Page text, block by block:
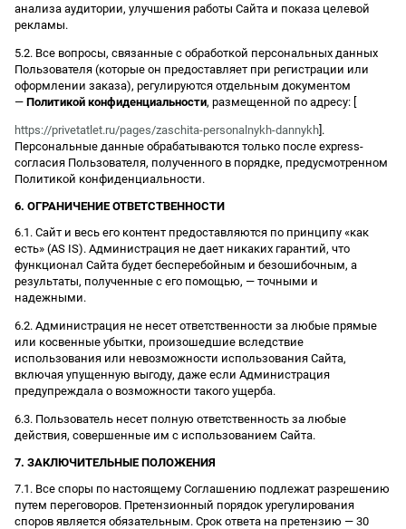
анализа аудитории, улучшения работы Сайта и показа целевой
рекламы.
5.2. Все вопросы, связанные с обработкой персональных данных
Пользователя (которые он предоставляет при регистрации или
оформлении заказа), регулируются отдельным документом
— Политикой конфиденциальности, размещенной по адресу: [
https://privetatlet.ru/pages/zaschita-personalnykh-dannykh ].
Персональные данные обрабатываются только после express-
согласия Пользователя, полученного в порядке, предусмотренном
Политикой конфиденциальности.
6. ОГРАНИЧЕНИЕ ОТВЕТСТВЕННОСТИ
6.1. Сайт и весь его контент предоставляются по принципу «как
есть» (AS IS). Администрация не дает никаких гарантий, что
функционал Сайта будет бесперебойным и безошибочным, а
результаты, полученные с его помощью, — точными и
надежными.
6.2. Администрация не несет ответственности за любые прямые
или косвенные убытки, произошедшие вследствие
использования или невозможности использования Сайта,
включая упущенную выгоду, даже если Администрация
предупреждала о возможности такого ущерба.
6.3. Пользователь несет полную ответственность за любые
действия, совершенные им с использованием Сайта.
7. ЗАКЛЮЧИТЕЛЬНЫЕ ПОЛОЖЕНИЯ
7.1. Все споры по настоящему Соглашению подлежат разрешению
путем переговоров. Претензионный порядок урегулирования
споров является обязательным. Срок ответа на претензию — 30